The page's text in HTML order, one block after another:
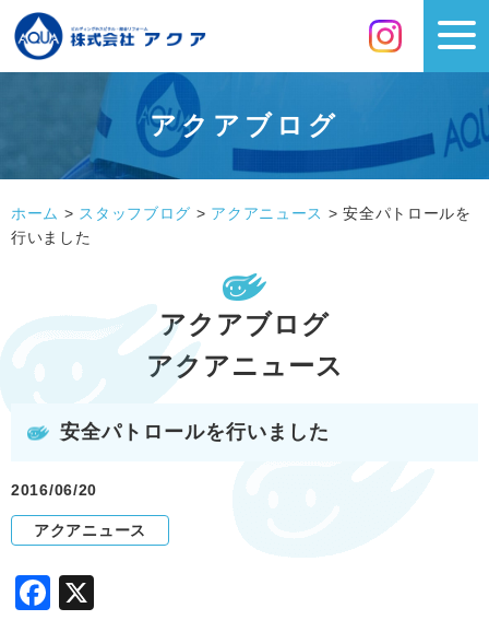
アクアブログ
ホーム > スタッフブログ > アクアニュース >安全パトロールを
行いました
アクアブログ
アクアニュース
安全パトロールを行いました
2016/06/20
アクアニュース
F